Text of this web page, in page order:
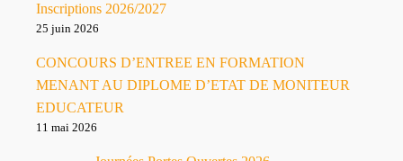
Inscriptions 2026/2027
25 juin 2026
CONCOURS D’ENTREE EN FORMATION
MENANT AU DIPLOME D’ETAT DE MONITEUR
EDUCATEUR
11 mai 2026